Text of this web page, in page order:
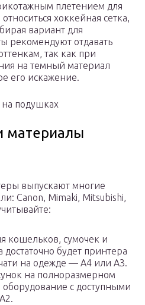
плетением для
хоккейная сетка,
вариант для
рекомендуют отдавать
так как при
на темный материал
его искажение.
подушках
материалы
выпускают многие
Canon, Mimaki, Mitsubishi,
кошельков, сумочек и
будет принтера
на одежде — А4 или А3.
на полноразмерном
оборудование с доступными